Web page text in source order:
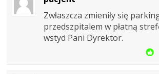
Zwłaszcza zmieniły się
przedszpitalem w płatną
wstyd Pani Dyrektor.